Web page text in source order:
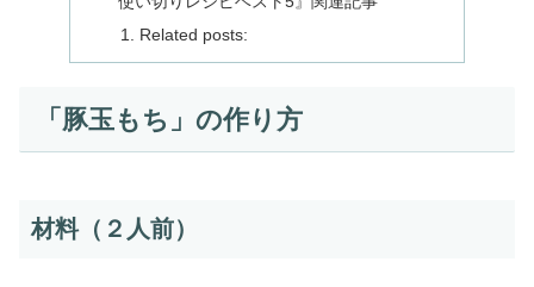
Related posts:
「豚玉もち」の作り方
材料（２人前）